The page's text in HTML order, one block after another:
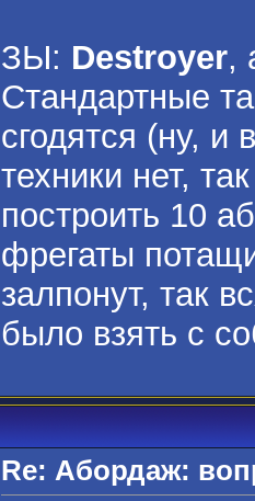
ЗЫ: Destroyer,
Стандартные
сгодятся (ну, и
техники нет,
построить 10
фрегаты
залпонут, так
было взять с
Re: Абордаж: